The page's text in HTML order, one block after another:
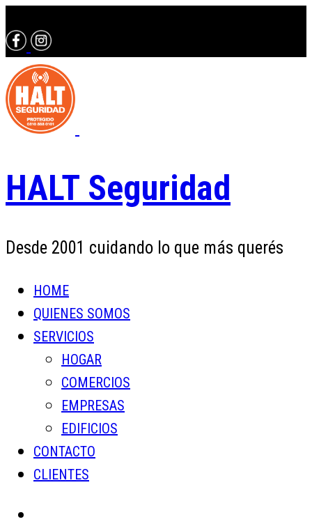
HALT Seguridad
Desde 2001 cuidando lo que más querés
HOME
QUIENES SOMOS
SERVICIOS
HOGAR
COMERCIOS
EMPRESAS
EDIFICIOS
CONTACTO
CLIENTES